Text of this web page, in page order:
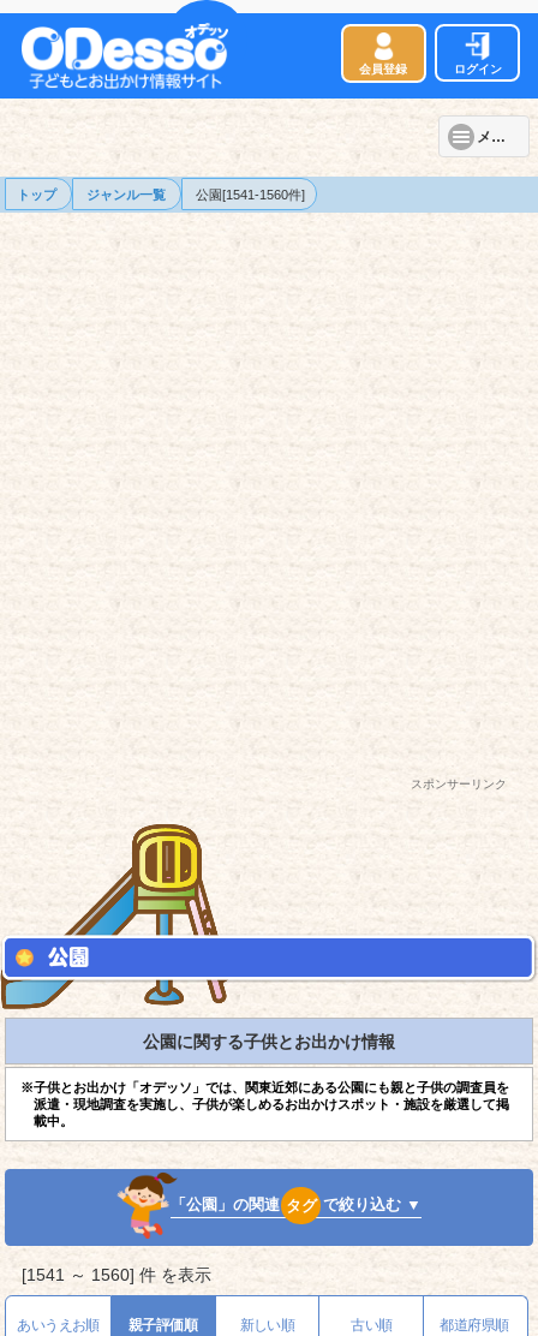
会員登録 ログイン
メニュー
トップ ジャンル一覧 公園[1541-1560件]
スポンサーリンク
公園に関する子供とお出かけ情報
※子供とお出かけ「オデッソ」では、関東近郊にある公園にも親と子供の調査員を
派遣・現地調査を実施し、子供が楽しめるお出かけスポット・施設を厳選して掲
載中。
「公園」の関連 タグ で絞り込む ▼
[1541 ～ 1560] 件 を表示
あいうえお順 親子評価順 新しい順 古い順 都道府県順